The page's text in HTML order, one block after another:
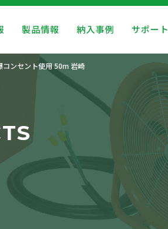
製品情報 納入事例 サポート
コンセント使用 50m 岩崎